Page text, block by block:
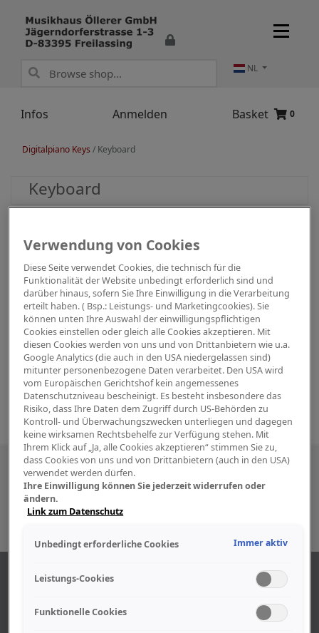
Infos Anmelden Basket 0
NL
Digitalpiano Keys / Keyboard
Keyboard
Besuchen Sie uns auch in den sozialen
Medien
Verwendung von Cookies
Diese Seite verwendet Cookies, die technisch für die
Funktionalität der Website unbedingt erforderlich sind und
darüber hinaus, sofern Sie Ihre Einwilligung in die Verarbeitung
erteilt haben. ( Bsp.: Leistungs- und Marketingcookies). Sie
können unten Ihre Auswahl der einwilligungspflichtigen
Cookies einstellen oder gleich alle Cookies akzeptieren. Mit
diesen Cookies werden von uns und von Drittanbietern wie u.a.
Google Analytics (die auch in den USA niedergelassen sind)
mitunter personenbezogene Daten verarbeitet. Den USA wird
vom Europäischen Gerichtshof kein angemessenes
Datenschutzniveau bescheinigt. Es besteht insbesondere das
Risiko, dass Ihre Daten dem Zugriff durch US-Behörden zu
Kontroll- und Überwachungszwecken unterliegen und dagegen
keine wirksamen Rechtsbehelfe zur Verfügung stehen. Mit
Ihrem Klick auf „Ja, alle Cookies akzeptieren“ stimmen Sie zu,
dass Cookies von uns und von Drittanbietern (auch in den USA)
verwendet werden dürfen.
Ihre Einwilligung können Sie jederzeit widerrufen oder
ändern.
Link zum Datenschutz
Unbedingt erforderliche Cookies Immer aktiv
Leistungs-Cookies
Funktionelle Cookies